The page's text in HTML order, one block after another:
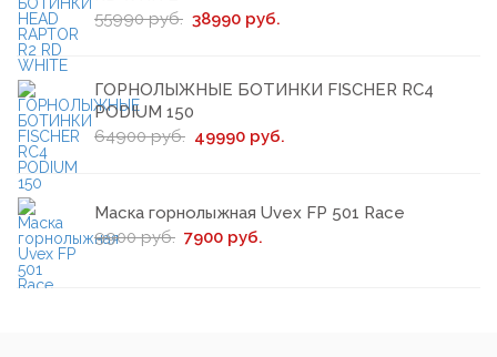
55990 руб. 38990 руб.
ГОРНОЛЫЖНЫЕ БОТИНКИ FISCHER RC4
PODIUM 150
64900 руб. 49990 руб.
Маска горнолыжная Uvex FP 501 Race
9900 руб. 7900 руб.